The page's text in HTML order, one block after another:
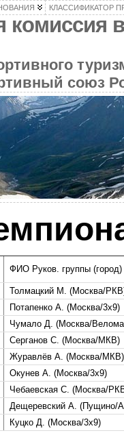
КЛАССИФИКАТОР
комиссия
союз
ФИО Руков. группы (город)
Толмацкий М. (Москва/
Потапенко А. (Москва/3х9)
Чумало Д. (Москва/
Серганов С. (Москва/МКВ)
Журавлёв А. (Москва/МКВ)
Окунев А. (Москва/3х9)
Чебаевская С. (Москва/
Дещеревский А. (Пущино/
Куцко Д. (Москва/3х9)